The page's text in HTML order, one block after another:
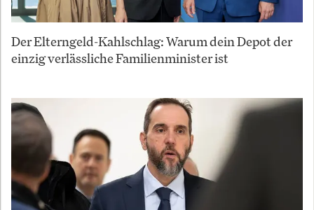
Der Elterngeld-Kahlschlag: Warum dein Depot der
einzig verlässliche Familienminister ist